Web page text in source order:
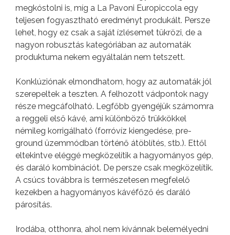
megkóstolni is, míg a La Pavoni Europiccola egy
teljesen fogyasztható eredményt produkált. Persze
lehet, hogy ez csak a saját ízlésemet tükrözi, de a
nagyon robusztás kategóriában az automaták
produktuma nekem egyáltalán nem tetszett.
Konklúziónak elmondhatom, hogy az automaták jól
szerepeltek a teszten. A felhozott vádpontok nagy
része megcáfolható. Legfőbb gyengéjük számomra
a reggeli első kávé, ami különböző trükkökkel
némileg korrigálható (forróvíz kiengedése, pre-
ground üzemmódban történő átöblítés, stb.). Ettől
eltekintve eléggé megközelítik a hagyományos gép,
és daráló kombinációt. De persze csak megközelítik.
A csúcs továbbra is természetesen megfelelő
kezekben a hagyományos kávéfőző és daráló
párosítás.
Irodába, otthonra, ahol nem kívánnak belemélyedni